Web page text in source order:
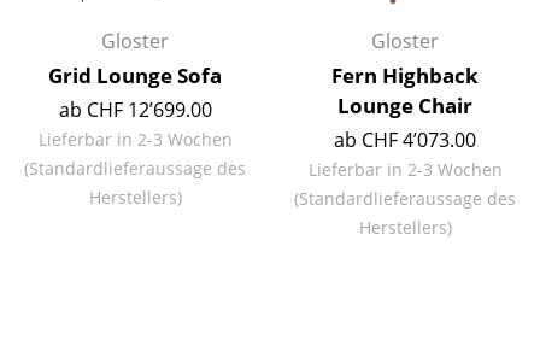
Schlafzimmer
Kinderzimmer
Arbeitszimmer
Diele
Gloster
Grid Lounge Sofa
ab CHF 12’699.00
Lieferbar in 2-3 Wochen
(Standardlieferaussage des
Herstellers)
Gloster
Fern Highback
Lounge Chair
ab CHF 4’073.00
Lieferbar in 2-3 Wochen
(Standardlieferaussage des
Herstellers)